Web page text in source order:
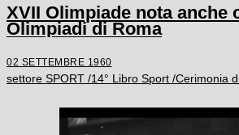
XVII Olimpiade nota anche
Olimpiadi di Roma
02 SETTEMBRE 1960
settore SPORT /14° Libro Sport /Cerimonia